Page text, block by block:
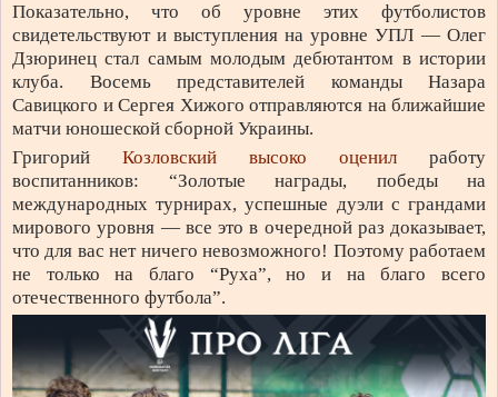
Показательно, что об уровне этих футболистов
свидетельствуют и выступления на уровне УПЛ — Олег
Дзюринец стал самым молодым дебютантом в истории
клуба. Восемь представителей команды Назара
Савицкого и Сергея Хижого отправляются на ближайшие
матчи юношеской сборной Украины.
Григорий Козловский высоко оценил работу
воспитанников: “Золотые награды, победы на
международных турнирах, успешные дуэли с грандами
мирового уровня — все это в очередной раз доказывает,
что для вас нет ничего невозможного! Поэтому работаем
не только на благо “Руха”, но и на благо всего
отечественного футбола”.